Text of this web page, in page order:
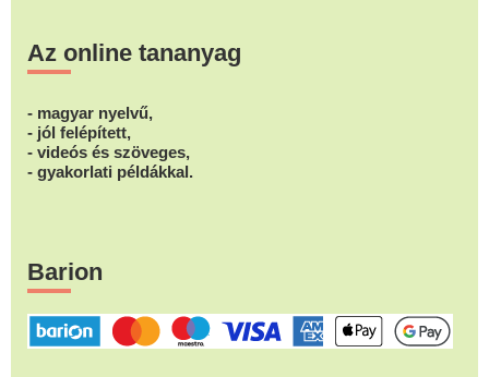
Az online tananyag
- magyar nyelvű,
- jól felépített,
- videós és szöveges,
- gyakorlati példákkal.
Barion